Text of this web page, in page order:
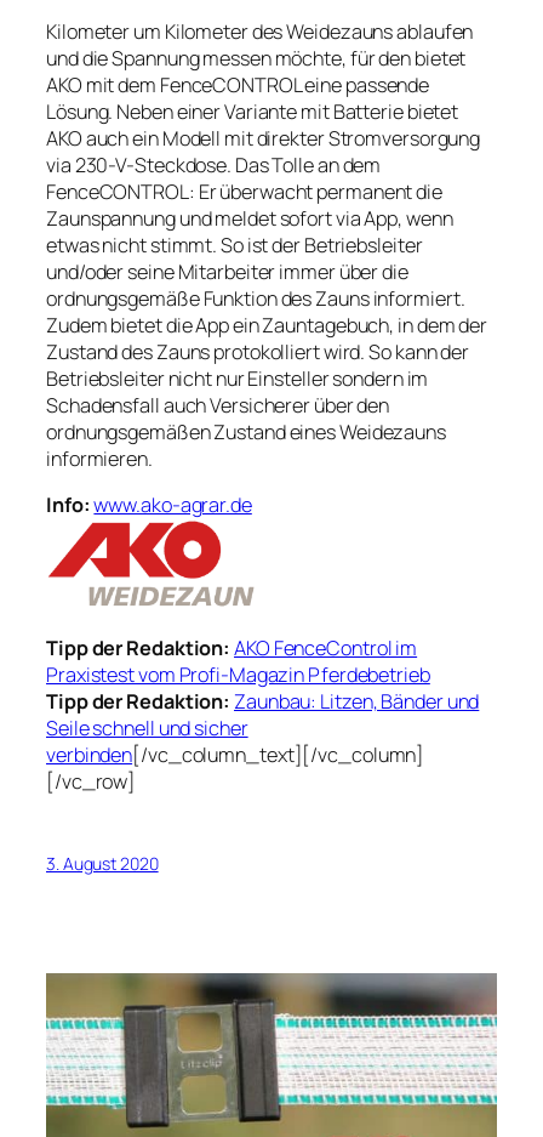
Kilometer um Kilometer des Weidezauns ablaufen
und die Spannung messen möchte, für den bietet
AKO mit dem FenceCONTROL eine passende
Lösung. Neben einer Variante mit Batterie bietet
AKO auch ein Modell mit direkter Stromversorgung
via 230-V-Steckdose. Das Tolle an dem
FenceCONTROL: Er überwacht permanent die
Zaunspannung und meldet sofort via App, wenn
etwas nicht stimmt. So ist der Betriebsleiter
und/oder seine Mitarbeiter immer über die
ordnungsgemäße Funktion des Zauns informiert.
Zudem bietet die App ein Zauntagebuch, in dem der
Zustand des Zauns protokolliert wird. So kann der
Betriebsleiter nicht nur Einsteller sondern im
Schadensfall auch Versicherer über den
ordnungsgemäßen Zustand eines Weidezauns
informieren.
Info: www.ako-agrar.de
Tipp der Redaktion: AKO FenceControl im
Praxistest vom Profi-Magazin Pferdebetrieb
Tipp der Redaktion: Zaunbau: Litzen, Bänder und
Seile schnell und sicher
verbinden[/vc_column_text][/vc_column]
[/vc_row]
3. August 2020